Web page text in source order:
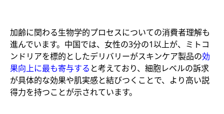
加齢に関わる生物学的プロセスについての消費者理解も
進んでいます。中国では、女性の3分の1以上が、ミトコ
ンドリアを標的としたデリバリーがスキンケア製品の効
果向上に最も寄与する と考えており、細胞レベルの訴求
が具体的な効果や肌実感と結びつくことで、より高い説
得力を持つことが示されています。